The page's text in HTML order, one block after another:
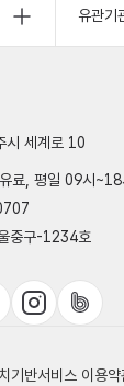
유관기
시 세계로 10
, 평일 09시~18
중구-1234호
기반서비스 이용약